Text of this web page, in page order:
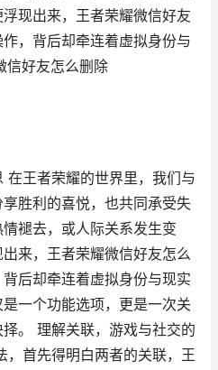
现出来，王者荣耀微信好友
，背后却牵连着虚拟身份与
信好友怎么删除
在王者荣耀的世界里，我们与
胜利的喜悦，也共同承受失
褪去，或人际关系发生变
来，王者荣耀微信好友怎么
后却牵连着虚拟身份与现实
一个功能选项，更是一次关
。 理解关联，游戏与社交的
，首先得明白两者的关联，王